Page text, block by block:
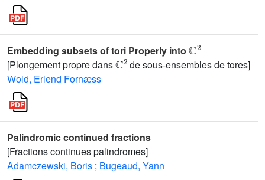
Embedding subsets of tori Properly into
2
[Plongement propre dans
ℂ2
de sous-ensembles de tores]
Wold, Erlend Fornæss
Palindromic continued fractions
[Fractions continues palindromes]
Adamczewski, Boris ; Bugeaud, Yann